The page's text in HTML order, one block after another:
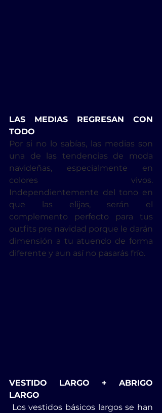
LAS MEDIAS REGRESAN CON
TODO
Por si no lo sabías, las medias son
una de las tendencias de moda
navideñas, especialmente en
colores vivos.
Independientemente del tono en
que las elijas, serán el
complemento perfecto para tus
outfits pre navidad porque le darán
dimensión a tu atuendo de forma
diferente y aun así no pasarás frío.
VESTIDO LARGO + ABRIGO
LARGO